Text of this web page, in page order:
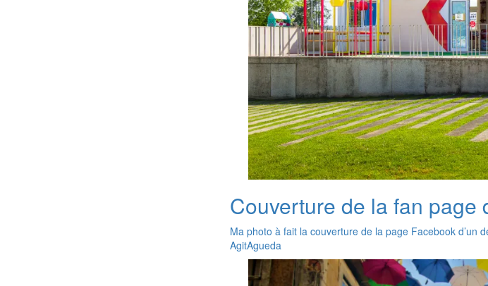
Couverture de la fan page
Ma photo à fait la couverture de la page Facebook d’un
AgitAgueda